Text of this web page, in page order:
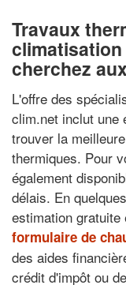
Travaux
cherchez
L'offre des
clim.net inclut une
trouver la
thermiques. Pour
également
délais. En
estimation gratuite
formulaire de
des aides
crédit d'impôt ou